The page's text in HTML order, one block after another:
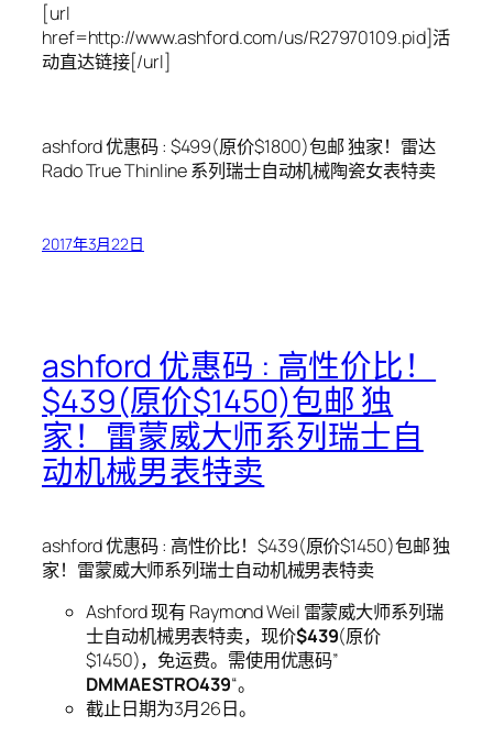
[url
href=http://www.ashford.com/us/R27970109.pid]活
动直达链接[/url]
ashford 优惠码 : $499(原价$1800)包邮 独家！雷达
Rado True Thinline 系列瑞士自动机械陶瓷女表特卖
2017年3月22日
ashford 优惠码 : 高性价比！
$439(原价$1450)包邮 独
家！雷蒙威大师系列瑞士自
动机械男表特卖
ashford 优惠码 : 高性价比！$439(原价$1450)包邮 独
家！雷蒙威大师系列瑞士自动机械男表特卖
Ashford 现有 Raymond Weil 雷蒙威大师系列瑞
士自动机械男表特卖，现价$439(原价
$1450)，免运费。需使用优惠码”
DMMAESTRO439“。
截止日期为3月26日。